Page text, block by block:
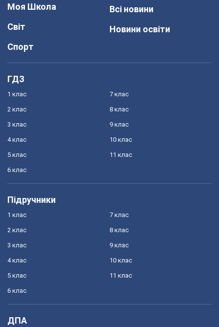
Моя Школа
Світ
Спорт
Всі новини
Новини освіти
ГДЗ
1 клас
2 клас
3 клас
4 клас
5 клас
6 клас
7 клас
8 клас
9 клас
10 клас
11 клас
Підручники
1 клас
2 клас
3 клас
4 клас
5 клас
6 клас
7 клас
8 клас
9 клас
10 клас
11 клас
ДПА